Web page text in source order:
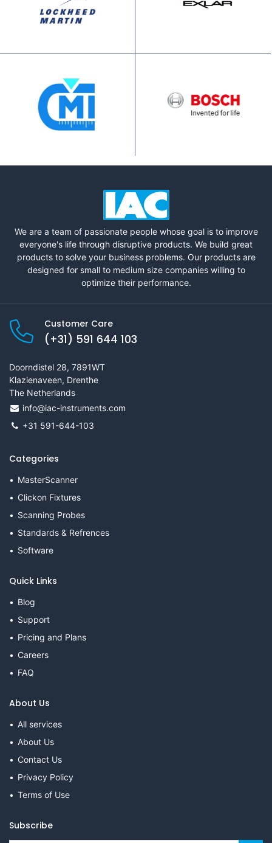
We are a team of passionate people whose goal is to improve
everyone's life through disruptive products. We build great
products to solve your business problems. Our products are
designed for small to medium size companies willing to
optimize their performance.
Customer Care
(+31) 591 644 103
Doorndistel 28, 7891WT
Klazienaveen, Drenthe
The Netherlands
info@iac-instruments.com
+31 591-644-103
Categories
MasterScanner
Clickon Fixtures
Scanning Probes
Standards & Refrences
Software
Quick Links
Blog
Support
Pricing and Plans
Careers
FAQ
About Us
All services
About Us
Contact Us
Privacy Policy
Terms of Use
Subscribe